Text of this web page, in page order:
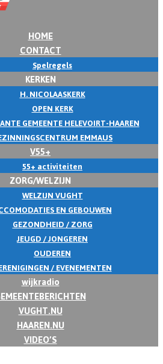
HOME
CONTACT
Spelregels
KERKEN
H. NICOLAASKERK
OPEN KERK
GEMEENTE HELEVOIRT-HAAREN
EMMAUS
V55+
55+ activiteiten
ZORG/WELZIJN
WELZIJN VUGHT
EN GEBOUWEN
GEZONDHEID / ZORG
JEUGD / JONGEREN
OUDEREN
/ EVENEMENTEN
wijkradio
VUGHT.NU
HAAREN.NU
VIDEO’S